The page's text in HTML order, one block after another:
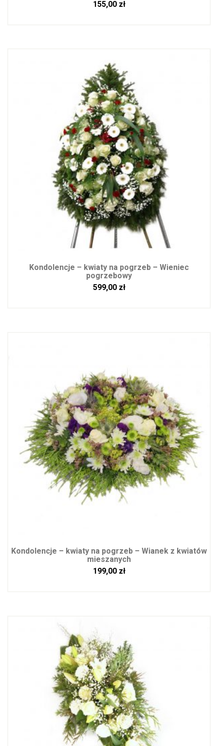
155,00 zł
Kondolencje – kwiaty na pogrzeb – Wieniec
pogrzebowy
599,00 zł
Kondolencje – kwiaty na pogrzeb – Wianek z kwiatów
mieszanych
199,00 zł